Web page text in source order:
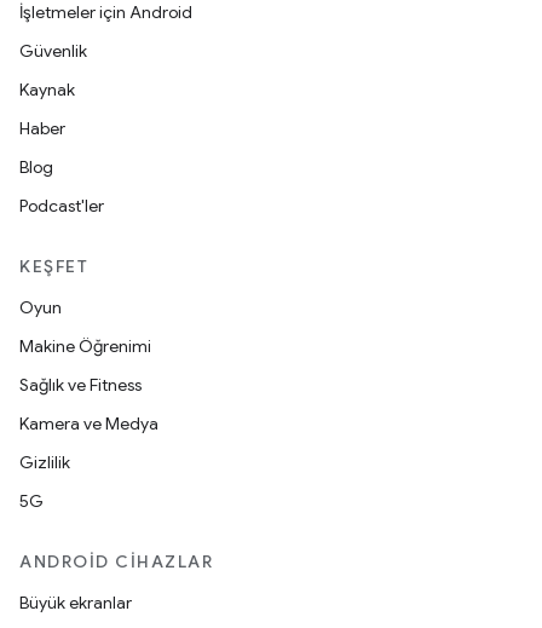
İşletmeler için Android
Güvenlik
Kaynak
Haber
Blog
Podcast'ler
KEŞFET
Oyun
Makine Öğrenimi
Sağlık ve Fitness
Kamera ve Medya
Gizlilik
5G
ANDROID CIHAZLAR
Büyük ekranlar